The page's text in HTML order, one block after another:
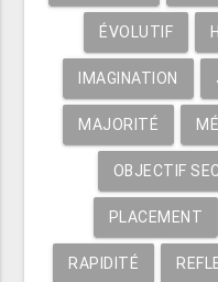
ÉVOLUTIF
IMAGINATION
MAJORITÉ
OBJECTIF
PLACEMENT
RAPIDITÉ